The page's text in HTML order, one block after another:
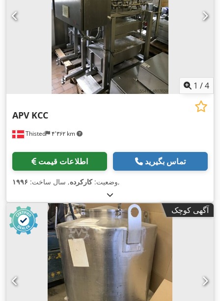
1 /4
Thisted ۴٬۳۶۲ km
APV KCC
اطلاعات قیمت تماس بگیرید
وضعیت:کارکرده, سال ساخت: ۱۹۹۶ ,
آگهی کوچک